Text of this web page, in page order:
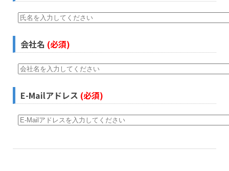
会社名 (必須)
E-Mailアドレス (必須)